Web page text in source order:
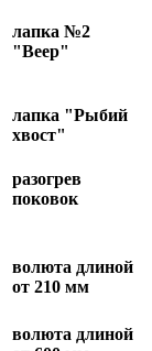
лапка №2
"Веер"
лапка "Рыбий
хвост"
разогрев
поковок
волюта длиной
от 210 мм
волюта длиной